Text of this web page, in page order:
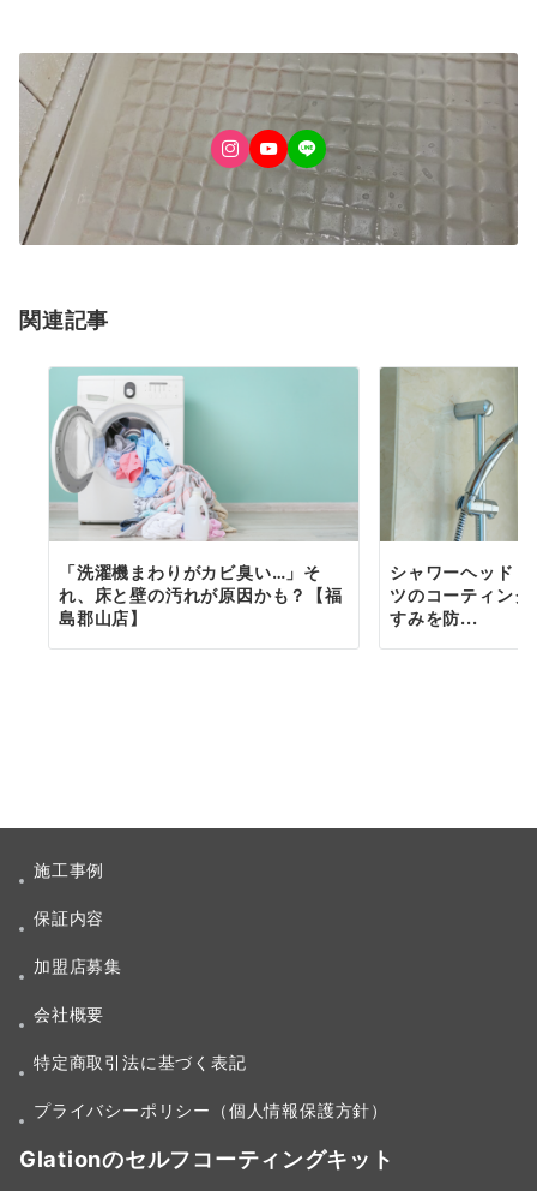
関連記事
「洗濯機まわりがカビ臭い…」そ
れ、床と壁の汚れが原因かも？【福
島郡山店】
シャワーヘッド
ツのコーティン
すみを防...
施工事例
保証内容
加盟店募集
会社概要
特定商取引法に基づく表記
プライバシーポリシー（個人情報保護方針）
Glationのセルフコーティングキット